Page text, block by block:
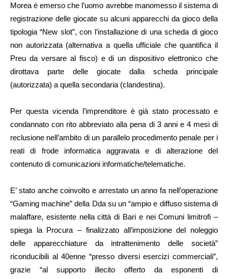
Morea è emerso che l’uomo avrebbe manomesso il sistema di
registrazione delle giocate su alcuni apparecchi da gioco della
tipologia “New slot”, con l’installazione di una scheda di gioco
non autorizzata (alternativa a quella ufficiale che quantifica il
Preu da versare al fisco) e di un dispositivo elettronico che
dirottava parte delle giocate dalla scheda principale
(autorizzata) a quella secondaria (clandestina).
Per questa vicenda l’imprenditore è già stato processato e
condannato con rito abbreviato alla pena di 3 anni e 4 mesi di
reclusione nell’ambito di un parallelo procedimento penale per i
reati di frode informatica aggravata e di alterazione del
contenuto di comunicazioni informatiche/telematiche.
E’ stato anche coinvolto e arrestato un anno fa nell’operazione
“Gaming machine” della Dda su un “ampio e diffuso sistema di
malaffare, esistente nella città di Bari e nei Comuni limitrofi –
spiega la Procura – finalizzato all’imposizione del noleggio
delle apparecchiature da intrattenimento delle società”
riconducibili al 40enne “presso diversi esercizi commerciali”,
grazie “al supporto illecito offerto da esponenti di